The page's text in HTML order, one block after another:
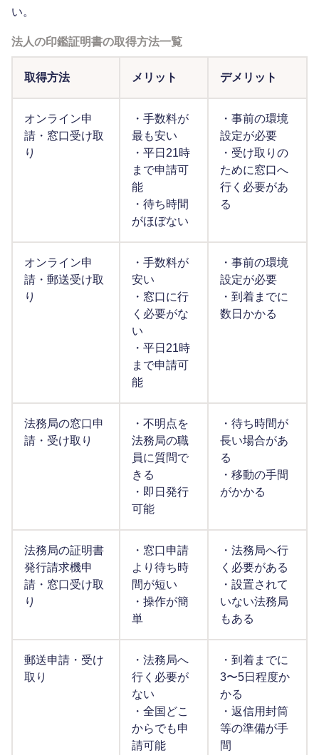
い。
法人の印鑑証明書の取得方法一覧
取得方法 メリット デメリット
オンライン申
請・窓口受け取
り
・手数料が
最も安い
・平日21時
まで申請可
能
・待ち時間
がほぼない
・事前の環境
設定が必要
・受け取りの
ために窓口へ
行く必要があ
る
オンライン申
請・郵送受け取
り
・手数料が
安い
・窓口に行
く必要がな
い
・平日21時
まで申請可
能
・事前の環境
設定が必要
・到着までに
数日かかる
法務局の窓口申
請・受け取り
・不明点を
法務局の職
員に質問で
きる
・即日発行
可能
・待ち時間が
長い場合があ
る
・移動の手間
がかかる
法務局の証明書
発行請求機申
請・窓口受け取
り
・窓口申請
より待ち時
間が短い
・操作が簡
単
・法務局へ行
く必要がある
・設置されて
いない法務局
もある
郵送申請・受け
取り
・法務局へ
行く必要が
ない
・全国どこ
からでも申
請可能
・到着までに
3〜5日程度か
かる
・返信用封筒
等の準備が手
間